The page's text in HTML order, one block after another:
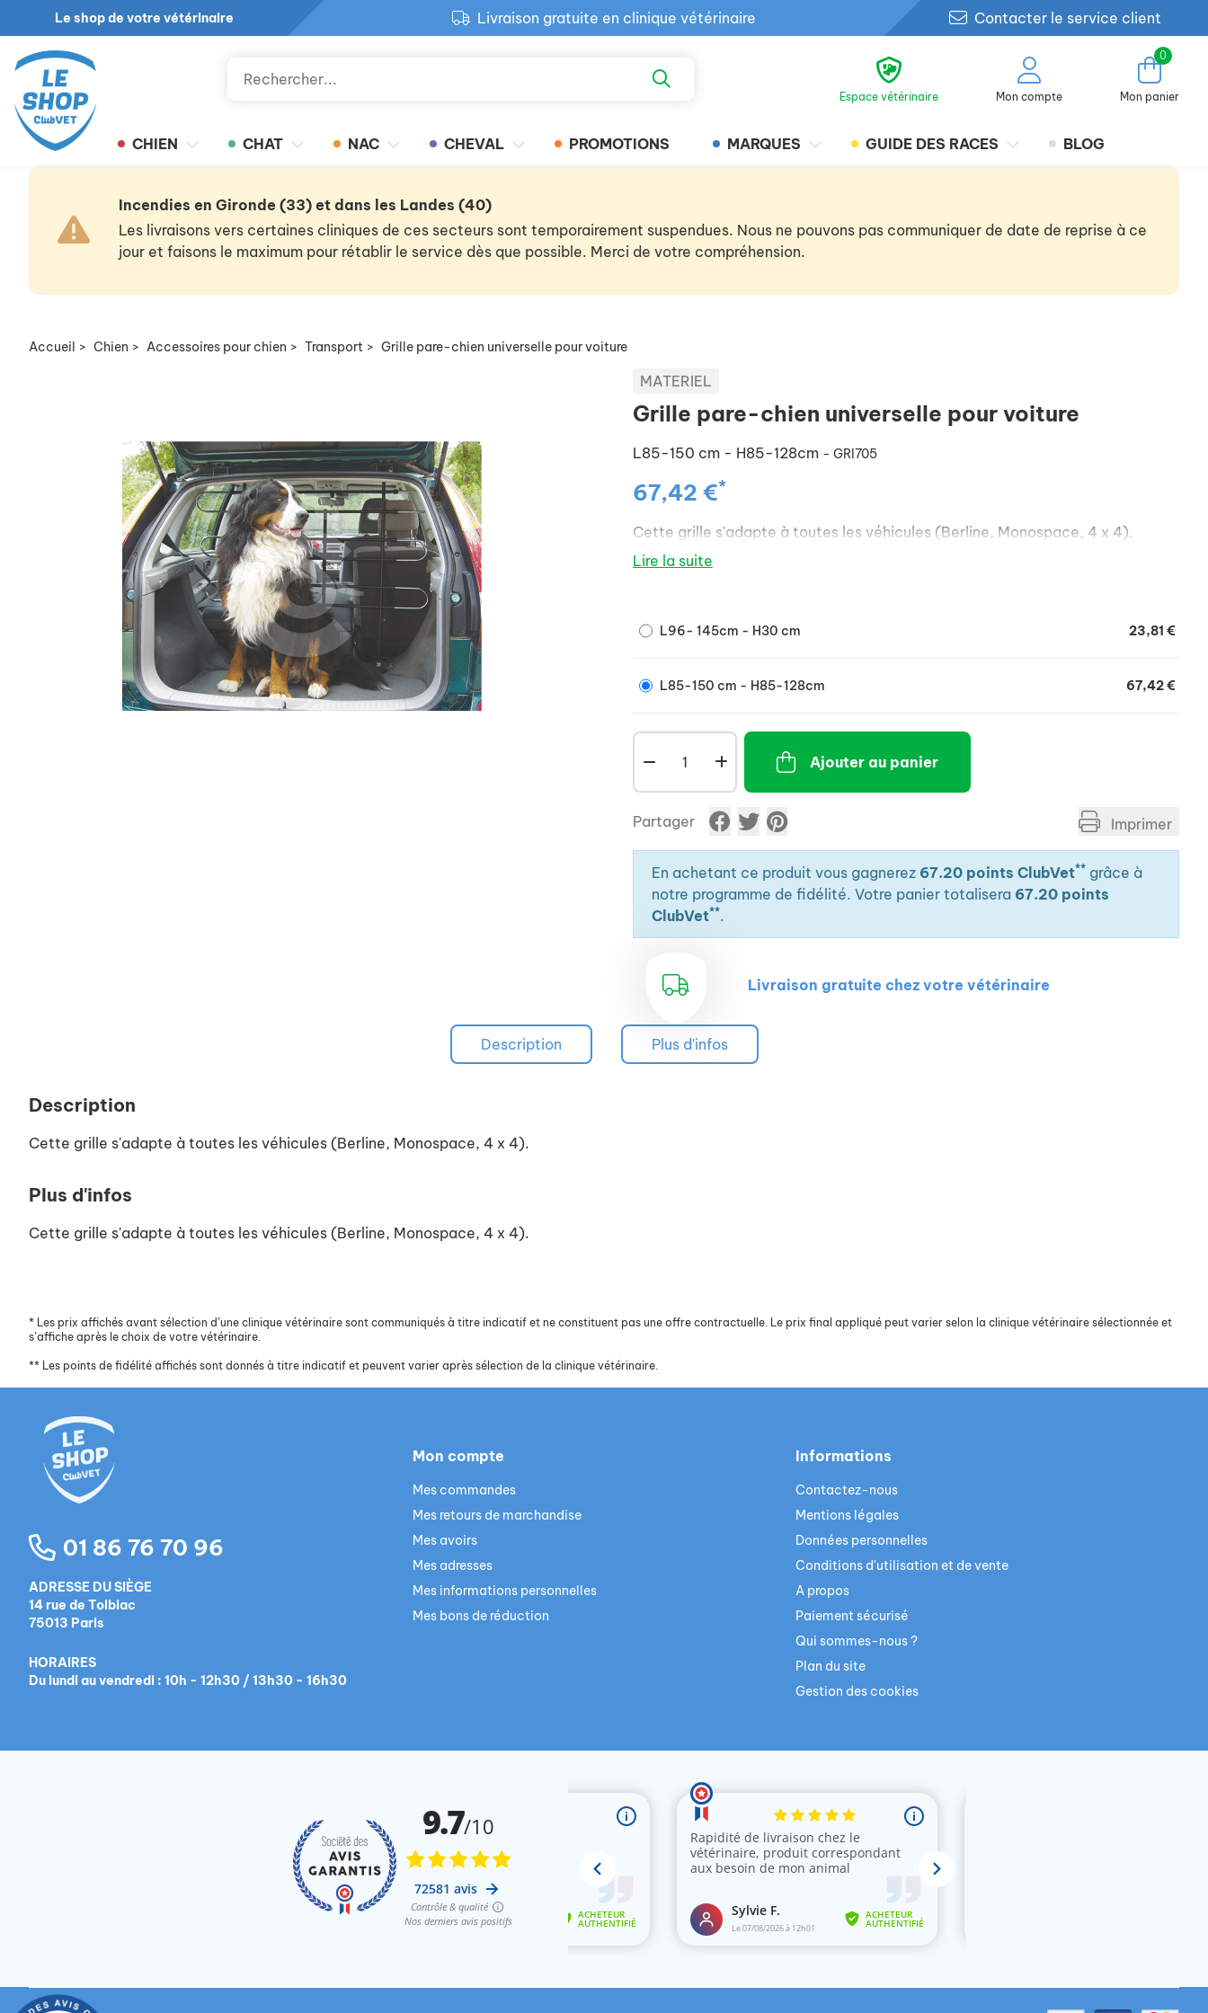
Le shop de votre vétérinaire
Livraison gratuite en clinique vétérinaire
Retour produit gratuit en clinique
Contacter le service client
Espace vétérinaire Mon compte
0
Mon panier
CHIEN CHAT NAC CHEVAL PROMOTIONS MARQUES GUIDE DES RACES BLOG
Incendies en Gironde (33) et dans les Landes (40)
Les livraisons vers certaines cliniques de ces secteurs sont temporairement suspendues. Nous ne pouvons pas communiquer de date de reprise à ce
jour et faisons le maximum pour rétablir le service dès que possible. Merci de votre compréhension.
Accueil > Chien > Accessoires pour chien > Transport > Grille pare-chien universelle pour voiture
MATERIEL
Grille pare-chien universelle pour voiture
L85-150 cm - H85-128cm - GRI705
67,42 €*
Cette grille s'adapte à toutes les véhicules (Berline, Monospace, 4 x 4).
Lire la suite
L96- 145cm - H30 cm 23,81 €
L85-150 cm - H85-128cm 67,42 €
Ajouter au panier
Partager Imprimer
En achetant ce produit vous gagnerez 67.20 points ClubVet** grâce à
notre programme de fidélité. Votre panier totalisera 67.20 points
ClubVet**.
Livraison gratuite chez votre vétérinaire
Description Plus d'infos
Description
Cette grille s'adapte à toutes les véhicules (Berline, Monospace, 4 x 4).
Plus d'infos
Cette grille s'adapte à toutes les véhicules (Berline, Monospace, 4 x 4).
* Les prix affichés avant sélection d’une clinique vétérinaire sont communiqués à titre indicatif et ne constituent pas une offre contractuelle. Le prix final appliqué peut varier selon la clinique vétérinaire sélectionnée et
s’affiche après le choix de votre vétérinaire.
** Les points de fidélité affichés sont donnés à titre indicatif et peuvent varier après sélection de la clinique vétérinaire.
01 86 76 70 96
ADRESSE DU SIÈGE
14 rue de Tolbiac
75013 Paris
HORAIRES
Du lundi au vendredi : 10h - 12h30 / 13h30 - 16h30
Mon compte
Mes commandes
Mes retours de marchandise
Mes avoirs
Mes adresses
Mes informations personnelles
Mes bons de réduction
Informations
Contactez-nous
Mentions légales
Données personnelles
Conditions d'utilisation et de vente
A propos
Paiement sécurisé
Qui sommes-nous ?
Plan du site
Gestion des cookies